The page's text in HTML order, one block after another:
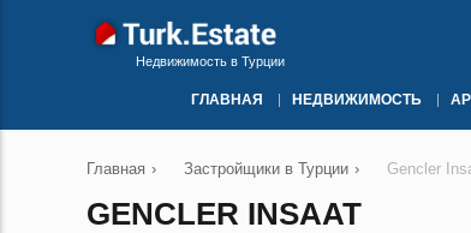
Недвижимость в Турции
ГЛАВНАЯ НЕДВИЖИМОСТЬ
Главная › Застройщики в Турции › Gencler
GENCLER INSAAT